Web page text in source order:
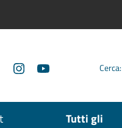
FacebookInstagram Cerca:
Tutti gli